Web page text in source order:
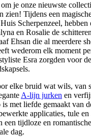
je onze nieuwste
zien! Tijdens een
Scherpenzeel, hebben
en Rosalie de
Ehsan die al meerdere
wederom elk moment
Esra zorgden voor
elke bruid wat wils, van
A-lijn jurken en
met liefde gemaakt van
applicaties, tule
een tijdloze en
dag.